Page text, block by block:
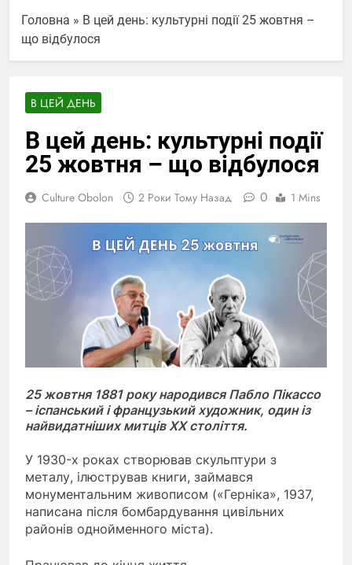
Головна » В цей день: культурні події 25 жовтня –
що відбулося
В ЦЕЙ ДЕНЬ
В цей день: культурні події
25 жовтня – що відбулося
Culture Obolon 2 Роки Тому Назад 0 1 Mins
25 жовтня 1881 року народився Пабло Пікассо
– іспанський і французький художник, один із
найвидатніших митців XX століття.
У 1930-х роках створював скульптури з
металу, ілюстрував книги, займався
монументальним живописом («Герніка», 1937,
написана після бомбардування цивільних
районів однойменного міста).